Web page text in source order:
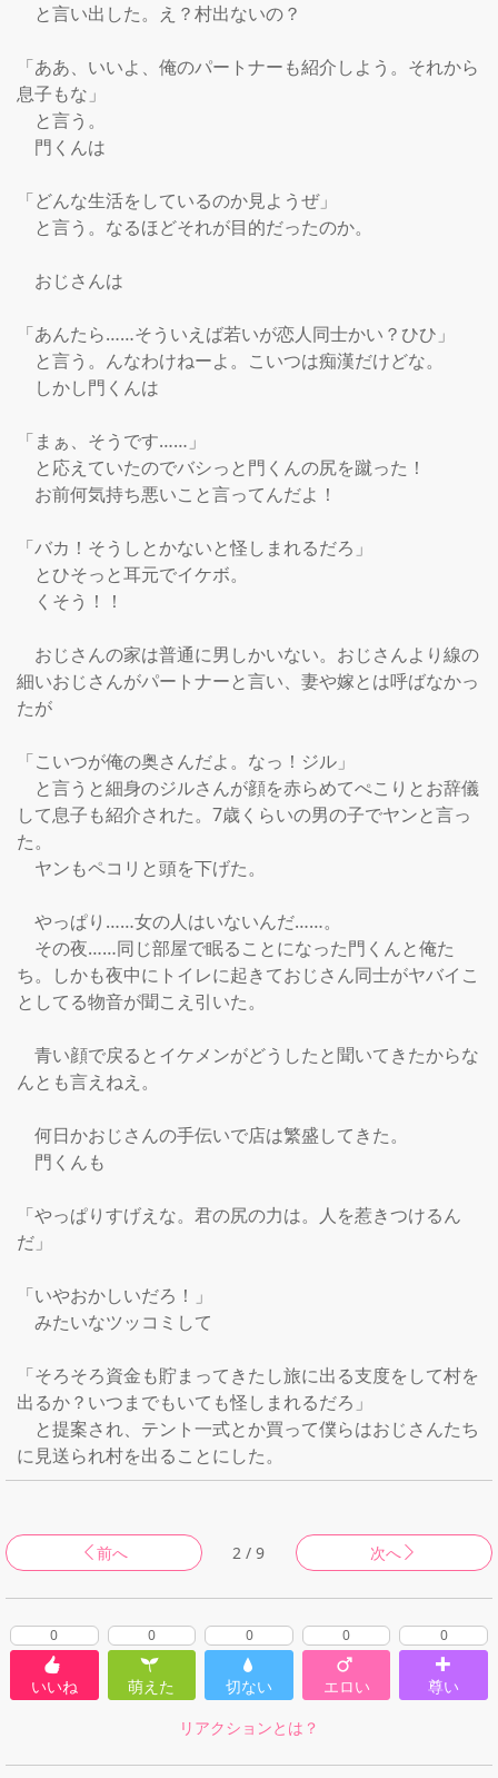
と言い出した。え？村出ないの？
「ああ、いいよ、俺のパートナーも紹介しよう。それから
息子もな」
と言う。
門くんは
「どんな生活をしているのか見ようぜ」
と言う。なるほどそれが目的だったのか。
おじさんは
「あんたら……そういえば若いが恋人同士かい？ひひ」
と言う。んなわけねーよ。こいつは痴漢だけどな。
しかし門くんは
「まぁ、そうです……」
と応えていたのでバシっと門くんの尻を蹴った！
お前何気持ち悪いこと言ってんだよ！
「バカ！そうしとかないと怪しまれるだろ」
とひそっと耳元でイケボ。
くそう！！
おじさんの家は普通に男しかいない。おじさんより線の
細いおじさんがパートナーと言い、妻や嫁とは呼ばなかっ
たが
「こいつが俺の奥さんだよ。なっ！ジル」
と言うと細身のジルさんが顔を赤らめてぺこりとお辞儀
して息子も紹介された。7歳くらいの男の子でヤンと言っ
た。
ヤンもペコリと頭を下げた。
やっぱり……女の人はいないんだ……。
その夜……同じ部屋で眠ることになった門くんと俺た
ち。しかも夜中にトイレに起きておじさん同士がヤバイこ
としてる物音が聞こえ引いた。
青い顔で戻るとイケメンがどうしたと聞いてきたからな
んとも言えねえ。
何日かおじさんの手伝いで店は繁盛してきた。
門くんも
「やっぱりすげえな。君の尻の力は。人を惹きつけるん
だ」
「いやおかしいだろ！」
みたいなツッコミして
「そろそろ資金も貯まってきたし旅に出る支度をして村を
出るか？いつまでもいても怪しまれるだろ」
と提案され、テント一式とか買って僕らはおじさんたち
に見送られ村を出ることにした。
前へ 2 / 9 次へ
0
いいね
0
萌えた
0
切ない
0
エロい
0
尊い
リアクションとは？